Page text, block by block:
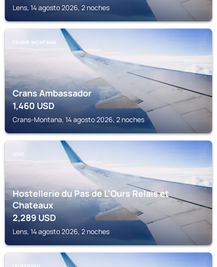
Lens, 14 agosto 2026, 2 noches
CRANS-MONTANA
Crans Ambassador
1,460USD
Crans-Montana, 14 agosto 2026, 2 noches
LENS
Hostellerie du Pas de L'Ours Relais et
Chateaux
2,289 USD
Lens, 14 agosto 2026, 2 noches